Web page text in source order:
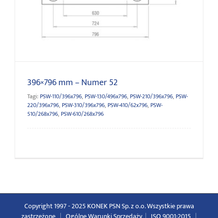
396×796 mm – Numer 52
Tagi: PSW-110/396x796, PSW-130/496x796, PSW-210/396x796, PSW-
220/396x796, PSW-310/396x796, PSW-410/62x796, PSW-
510/268x796, PSW-610/268x796
Copyright 1997 - 2025 KONEK PSN Sp. z o.o. Wszystkie prawa